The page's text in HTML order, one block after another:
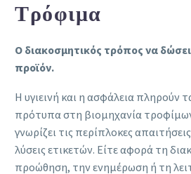
Τρόφιμα
Ο διακοσμητικός τρόπος να
προϊόν.
Η υγιεινή και η ασφάλεια πληρούν
πρότυπα στη βιομηχανία
γνωρίζει τις περίπλοκες
λύσεις ετικετών. Είτε αφορά τη
προώθηση, την ενημέρωση ή τη